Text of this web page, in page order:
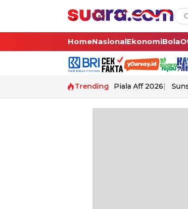
HomeNasionalEkonomiBola
Trending Piala Aff 2026